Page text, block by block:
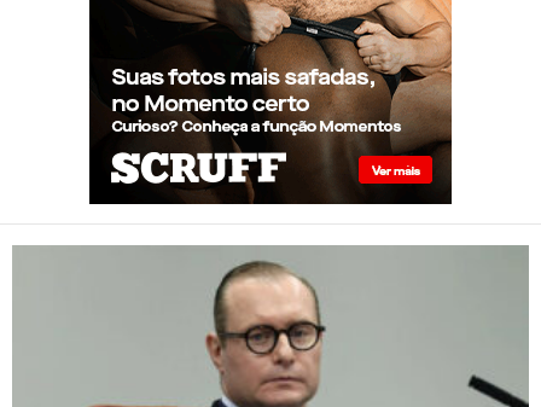
Gay de 62 anos relembra
quando, aos 15, foi garoto de
programa por quatro meses
sem saber: “Idiotice da minha
parte”
STF: Ministro Cristiano Zanin
vota para derrubar lei que
proíbe atletas transgênero
em competições de Londrina